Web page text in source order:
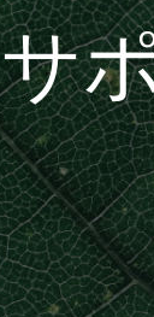
サ